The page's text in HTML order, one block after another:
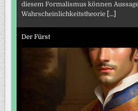
diesem Formalismus können
Wahrscheinlichkeitstheorie [...]
Der Fürst